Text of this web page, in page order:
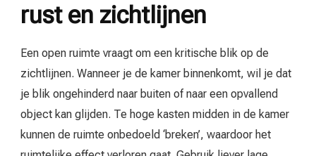
rust en zichtlijnen
Een open ruimte vraagt om een kritische blik op de
zichtlijnen. Wanneer je de kamer binnenkomt, wil je dat
je blik ongehinderd naar buiten of naar een opvallend
object kan glijden. Te hoge kasten midden in de kamer
kunnen de ruimte onbedoeld ‘breken’, waardoor het